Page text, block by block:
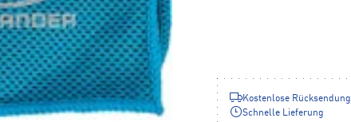
Kostenlose Rücksendung
Schnelle Lieferung